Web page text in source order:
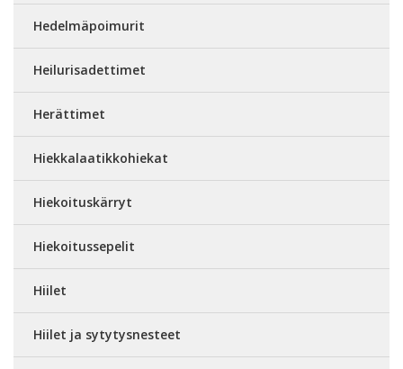
Hedelmäpoimurit
Heilurisadettimet
Herättimet
Hiekkalaatikkohiekat
Hiekoituskärryt
Hiekoitussepelit
Hiilet
Hiilet ja sytytysnesteet